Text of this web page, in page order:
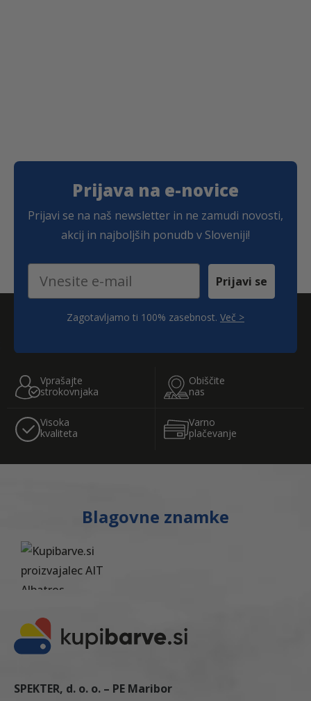
d
1
Prijava na e-novice
Prijavi se na naš newsletter in ne zamudi novosti,
akcij in najboljših ponudb v Sloveniji!
Email Prijavi se
Zagotavljamo ti 100% zasebnost. Več >
Vprašajte
strokovnjaka
Obiščite
nas
Visoka
kvaliteta
Varno
plačevanje
Blagovne znamke
SPEKTER, d. o. o. – PE Maribor